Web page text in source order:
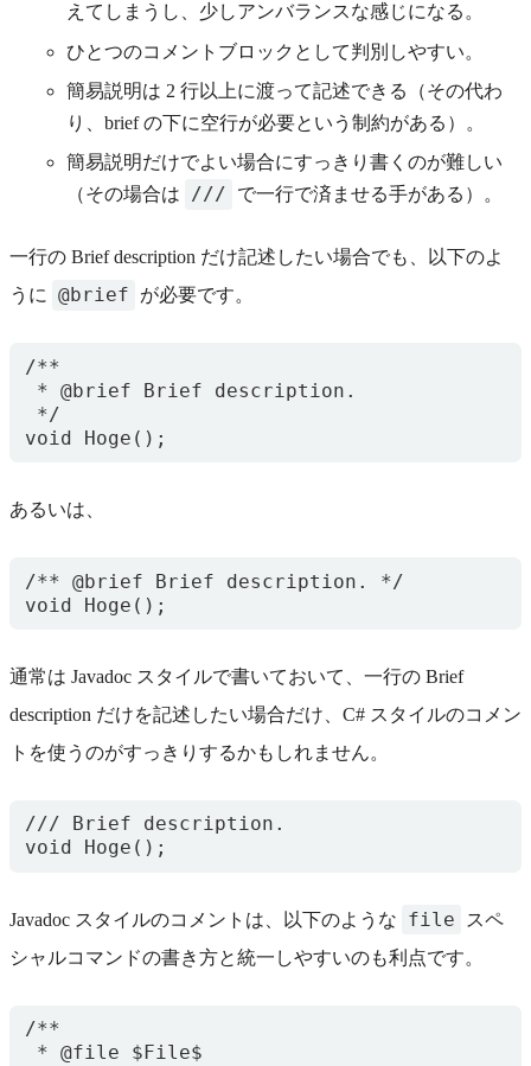
えてしまうし、少しアンバランスな感じになる。
ひとつのコメントブロックとして判別しやすい。
簡易説明は 2 行以上に渡って記述できる（その代わ
り、brief の下に空行が必要という制約がある）。
簡易説明だけでよい場合にすっきり書くのが難しい
（その場合は
/// で一行で済ませる手がある）。
一行の Brief description だけ記述したい場合でも、以下のよ
うに @brief が必要です。
/**
* @brief Brief description.
*/
あるいは、
/** @brief Brief description. */
通常は Javadoc スタイルで書いておいて、一行の Brief
description だけを記述したい場合だけ、C# スタイルのコメン
トを使うのがすっきりするかもしれません。
/// Brief description.
Javadoc スタイルのコメントは、以下のような file
スペ
シャルコマンドの書き方と統一しやすいのも利点です。
/**
* @file $File$